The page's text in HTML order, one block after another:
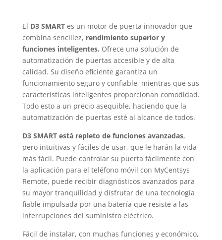
El D3 SMARTes un motor de puerta innovador que
combina sencillez, rendimiento superior y
funciones inteligentes. Ofrece una solución de
automatización de puertas accesible y de alta
calidad. Su diseño eficiente garantiza un
funcionamiento seguro y confiable, mientras que sus
características inteligentes proporcionan comodidad.
Todo esto a un precio asequible, haciendo que la
automatización de puertas esté al alcance de todos.
D3 SMART está repleto de funciones avanzadas,
pero intuitivas y fáciles de usar, que le harán la vida
más fácil. Puede controlar su puerta fácilmente con
la aplicación para el teléfono móvil con MyCentsys
Remote, puede recibir diagnósticos avanzados para
su mayor tranquilidad y disfrutar de una tecnología
fiable impulsada por una batería que resiste a las
interrupciones del suministro eléctrico.
Fácil de instalar, con muchas funciones y económico,